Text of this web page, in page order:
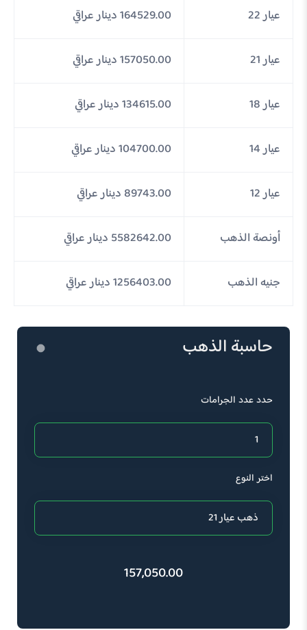
عيار 22 164529.00 دينار عراقي
عيار 21 157050.00 دينار عراقي
عيار 18 134615.00 دينار عراقي
عيار 14 104700.00 دينار عراقي
عيار 12 89743.00 دينار عراقي
أونصة الذهب 5582642.00 دينار عراقي
جنيه الذهب 1256403.00 دينار عراقي
حاسبة الذهب
حدد عدد الجرامات
اختر النوع
157,050.00